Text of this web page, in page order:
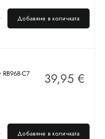
Добавяне в количката
RB968-C7
39,95 €
Добавяне в количката